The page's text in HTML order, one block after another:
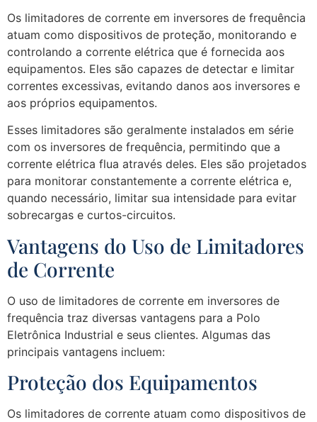
Os limitadores de corrente em inversores de frequência
atuam como dispositivos de proteção, monitorando e
controlando a corrente elétrica que é fornecida aos
equipamentos. Eles são capazes de detectar e limitar
correntes excessivas, evitando danos aos inversores e
aos próprios equipamentos.
Esses limitadores são geralmente instalados em série
com os inversores de frequência, permitindo que a
corrente elétrica flua através deles. Eles são projetados
para monitorar constantemente a corrente elétrica e,
quando necessário, limitar sua intensidade para evitar
sobrecargas e curtos-circuitos.
Vantagens do Uso de Limitadores
de Corrente
O uso de limitadores de corrente em inversores de
frequência traz diversas vantagens para a Polo
Eletrônica Industrial e seus clientes. Algumas das
principais vantagens incluem:
Proteção dos Equipamentos
Os limitadores de corrente atuam como dispositivos de